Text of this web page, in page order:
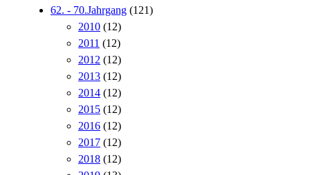
62. - 70.Jahrgang (121)
2010 (12)
2011 (12)
2012 (12)
2013 (12)
2014 (12)
2015 (12)
2016 (12)
2017 (12)
2018 (12)